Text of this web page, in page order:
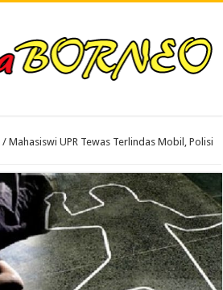
/ Mahasiswi UPR Tewas Terlindas Mobil, Polisi